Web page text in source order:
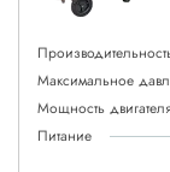
Максимальное
Мощность
Питание